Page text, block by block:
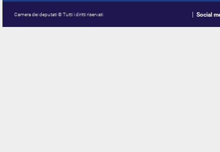
Camera dei deputati © Tutti i diritti riservati Social